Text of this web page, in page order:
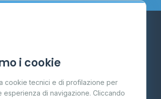
i cookie
cookie tecnici e di profilazione per
esperienza di navigazione. Cliccando